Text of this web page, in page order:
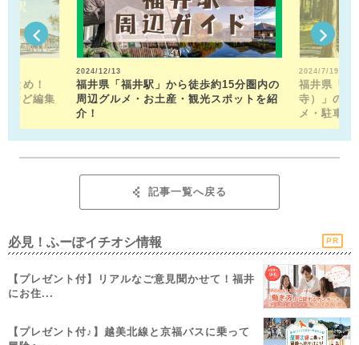
とめ！
など編集
2024/12/13
福井県「福井駅」から徒歩約15分圏内の
周辺グルメ・お土産・観光スポットを紹
介！
2024/7/19
福井県「平
寺）」の見
メ・駐車
記事一覧へ戻る
必見！ふーぽイチオシ情報 PR
【プレゼント付】リアルなご意見聞かせて！福井
にお住...
【プレゼント付♪】越美北線と京福バスに乗って